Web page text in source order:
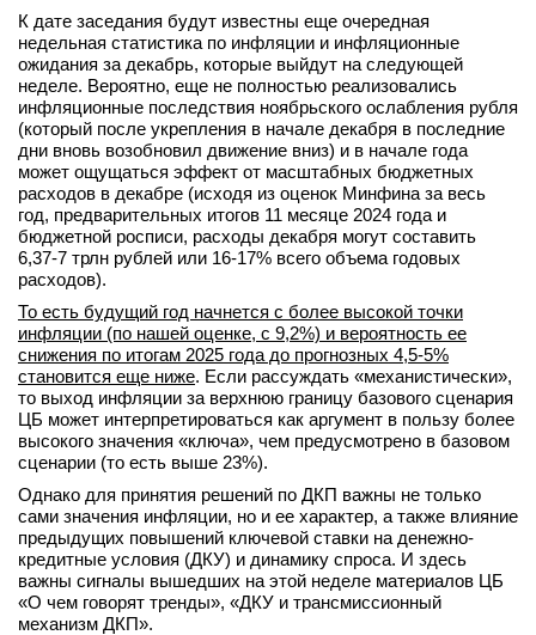
К дате заседания будут известны еще очередная
недельная статистика по инфляции и инфляционные
ожидания за декабрь, которые выйдут на следующей
неделе. Вероятно, еще не полностью реализовались
инфляционные последствия ноябрьского ослабления рубля
(который после укрепления в начале декабря в последние
дни вновь возобновил движение вниз) и в начале года
может ощущаться эффект от масштабных бюджетных
расходов в декабре (исходя из оценок Минфина за весь
год, предварительных итогов 11 месяце 2024 года и
бюджетной росписи, расходы декабря могут составить
6,37-7 трлн рублей или 16-17% всего объема годовых
расходов).
То есть будущий год начнется с более высокой точки
инфляции (по нашей оценке, с 9,2%) и вероятность ее
снижения по итогам 2025 года до прогнозных 4,5-5%
становится еще ниже. Если рассуждать «механистически»,
то выход инфляции за верхнюю границу базового сценария
ЦБ может интерпретироваться как аргумент в пользу более
высокого значения «ключа», чем предусмотрено в базовом
сценарии (то есть выше 23%).
Однако для принятия решений по ДКП важны не только
сами значения инфляции, но и ее характер, а также влияние
предыдущих повышений ключевой ставки на денежно-
кредитные условия (ДКУ) и динамику спроса. И здесь
важны сигналы вышедших на этой неделе материалов ЦБ
«О чем говорят тренды», «ДКУ и трансмиссионный
механизм ДКП».